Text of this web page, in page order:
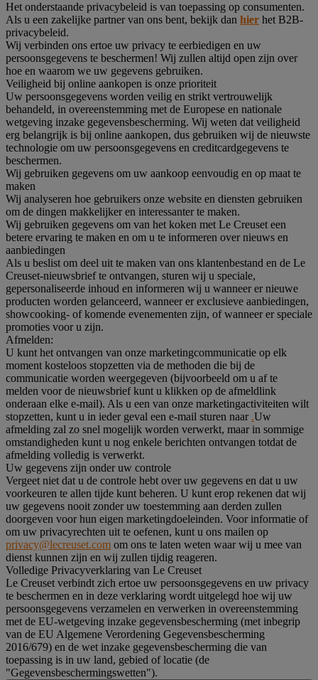
Het onderstaande privacybeleid is van toepassing op consumenten.
Als u een zakelijke partner van ons bent, bekijk dan hier het B2B-
privacybeleid.
Wij verbinden ons ertoe uw privacy te eerbiedigen en uw
persoonsgegevens te beschermen! Wij zullen altijd open zijn over
hoe en waarom we uw gegevens gebruiken.
Veiligheid bij online aankopen is onze prioriteit
Uw persoonsgegevens worden veilig en strikt vertrouwelijk
behandeld, in overeenstemming met de Europese en nationale
wetgeving inzake gegevensbescherming. Wij weten dat veiligheid
erg belangrijk is bij online aankopen, dus gebruiken wij de nieuwste
technologie om uw persoonsgegevens en creditcardgegevens te
beschermen.
Wij gebruiken gegevens om uw aankoop eenvoudig en op maat te
maken
Wij analyseren hoe gebruikers onze website en diensten gebruiken
om de dingen makkelijker en interessanter te maken.
Wij gebruiken gegevens om van het koken met Le Creuset een
betere ervaring te maken en om u te informeren over nieuws en
aanbiedingen
Als u beslist om deel uit te maken van ons klantenbestand en de Le
Creuset-nieuwsbrief te ontvangen, sturen wij u speciale,
gepersonaliseerde inhoud en informeren wij u wanneer er nieuwe
producten worden gelanceerd, wanneer er exclusieve aanbiedingen,
showcooking- of komende evenementen zijn, of wanneer er speciale
promoties voor u zijn.
Afmelden:
U kunt het ontvangen van onze marketingcommunicatie op elk
moment kosteloos stopzetten via de methoden die bij de
communicatie worden weergegeven (bijvoorbeeld om u af te
melden voor de nieuwsbrief kunt u klikken op de afmeldlink
onderaan elke e-mail). Als u een van onze marketingactiviteiten wilt
stopzetten, kunt u in ieder geval een e-mail sturen naar .Uw
afmelding zal zo snel mogelijk worden verwerkt, maar in sommige
omstandigheden kunt u nog enkele berichten ontvangen totdat de
afmelding volledig is verwerkt.
Uw gegevens zijn onder uw controle
Vergeet niet dat u de controle hebt over uw gegevens en dat u uw
voorkeuren te allen tijde kunt beheren. U kunt erop rekenen dat wij
uw gegevens nooit zonder uw toestemming aan derden zullen
doorgeven voor hun eigen marketingdoeleinden. Voor informatie of
om uw privacyrechten uit te oefenen, kunt u ons mailen op
privacy@lecreuset.com om ons te laten weten waar wij u mee van
dienst kunnen zijn en wij zullen tijdig reageren.
Volledige Privacyverklaring van Le Creuset
Le Creuset verbindt zich ertoe uw persoonsgegevens en uw privacy
te beschermen en in deze verklaring wordt uitgelegd hoe wij uw
persoonsgegevens verzamelen en verwerken in overeenstemming
met de EU-wetgeving inzake gegevensbescherming (met inbegrip
van de EU Algemene Verordening Gegevensbescherming
2016/679) en de wet inzake gegevensbescherming die van
toepassing is in uw land, gebied of locatie (de
"Gegevensbeschermingswetten").